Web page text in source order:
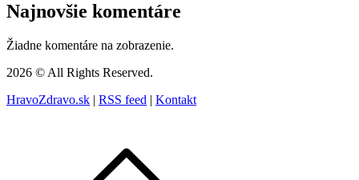
Najnovšie komentáre
Žiadne komentáre na zobrazenie.
2026 © All Rights Reserved.
HravoZdravo.sk | RSS feed | Kontakt